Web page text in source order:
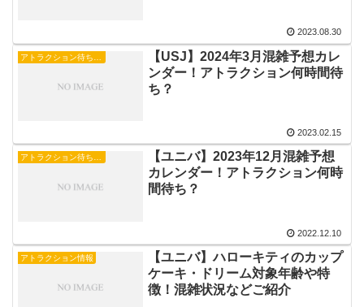
2023.08.30
【USJ】2024年3月混雑予想カレ
ンダー！アトラクション何時間待
ち？
2023.02.15
アトラクション待ち時間
【ユニバ】2023年12月混雑予想
カレンダー！アトラクション何時
間待ち？
2022.12.10
アトラクション情報
【ユニバ】ハローキティのカップ
ケーキ・ドリーム対象年齢や特
徴！混雑状況などご紹介